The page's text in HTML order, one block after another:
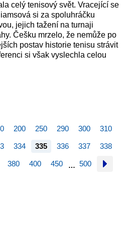
celý tenisový svět. Vracející se
si za spoluhráčku
jejich tažení na turnaji
Češku mrzelo, že nemůže po
postav historie tenisu strávit
si však vyslechla celou
200 250 290 300 310
334 335 336 337 338
380 400 450 … 500